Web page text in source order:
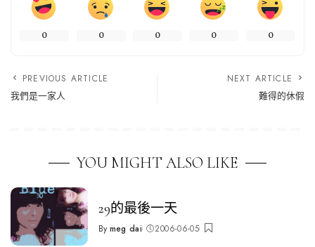
0 0 0 0 0
PREVIOUS ARTICLE
我們是一家人
NEXT ARTICLE
難得的休假
YOU MIGHT ALSO LIKE
29的最後一天
Posted
By meg dai 2006-06-05